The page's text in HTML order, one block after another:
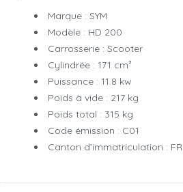
Marque : SYM
Modèle : HD 200
Carrosserie : Scooter
Cylindrée : 171 cm³
Puissance : 11.8 kw
Poids à vide : 217 kg
Poids total : 315 kg
Code émission : C01
Canton d’immatriculation : FR